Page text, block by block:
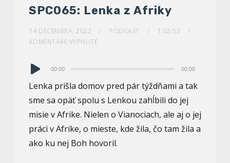
SPC065: Lenka z Afriky
14 DECEMBRA, 2022 PODCAST
1:02:53
KOMENTÁRE VYPNUTÉ
Audio
00:00 00:00
Lenka prišla domov pred pár týždňami a tak
sme sa opäť spolu s Lenkou zahĺbili do jej
misie v Afrike. Nielen o Vianociach, ale aj o jej
práci v Afrike, o mieste, kde žila, čo tam žila a
ako ku nej Boh hovoril.